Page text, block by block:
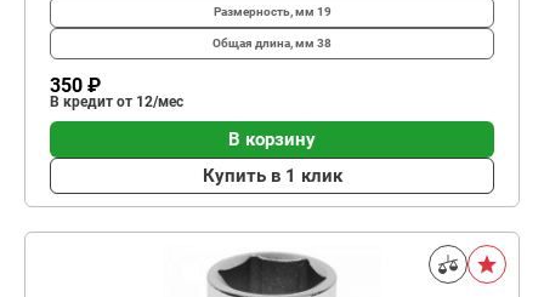
Размерность, мм 19
Общая длина, мм 38
350 ₽
В кредит от 12/мес
В корзину
Купить в 1 клик